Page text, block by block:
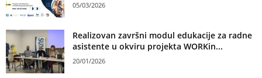
05/03/2026
Realizovan završni modul edukacije za radne
asistente u okviru projekta WORKin...
20/01/2026